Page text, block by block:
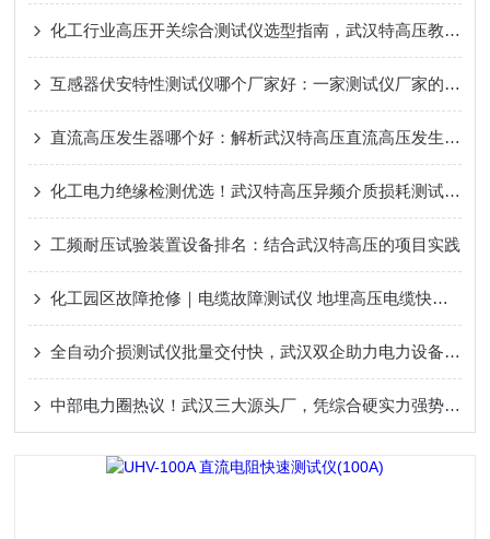
化工行业高压开关综合测试仪选型指南，武汉特高压教你避开采购雷区​
互感器伏安特性测试仪哪个厂家好：一家测试仪厂家的技术路径探析
直流高压发生器哪个好：解析武汉特高压直流高压发生器的稳定表现
化工电力绝缘检测优选！武汉特高压异频介质损耗测试仪精准可靠
工频耐压试验装置设备排名：结合武汉特高压的项目实践
化工园区故障抢修｜电缆故障测试仪 地埋高压电缆快速定位设备
全自动介损测试仪批量交付快，武汉双企助力电力设备高效质检
中部电力圈热议！武汉三大源头厂，凭综合硬实力强势出圈！电缆故障测试仪